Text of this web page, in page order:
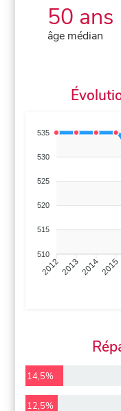
50 ans
âge médian
535
530
525
520
515
510
2012201320142015
14,5%
12,5%